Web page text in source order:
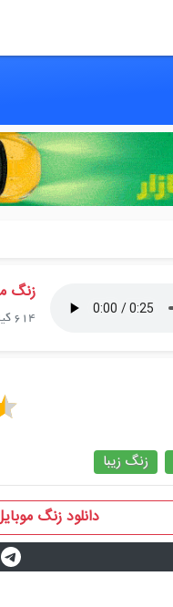
زنگ
614 کیلوبایت
زنگ زیبا
دانلود زنگ